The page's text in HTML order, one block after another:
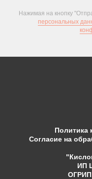
Нажимая на кнопку
персональных
Политика
Согласие на
ИП
ОГРИП